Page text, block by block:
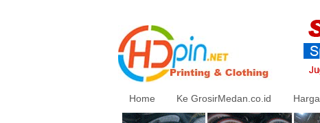
Home Ke GrosirMedan.co.id Harga